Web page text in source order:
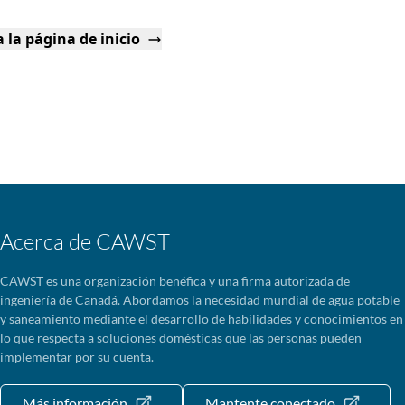
la página de inicio
Acerca de CAWST
CAWST es una organización benéfica y una firma autorizada de
ingeniería de Canadá. Abordamos la necesidad mundial de agua potable
y saneamiento mediante el desarrollo de habilidades y conocimientos en
lo que respecta a soluciones domésticas que las personas pueden
implementar por su cuenta.